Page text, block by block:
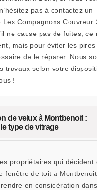
pas à contactez un
Les Compagnons Couvreur
ne cause pas de fuites, ce
mais pour éviter les pires
de le réparer. Nous
travaux selon votre
!
de velux à Montbenoit :
type de vitrage
propriétaires qui décident
fenêtre de toit à
en considération